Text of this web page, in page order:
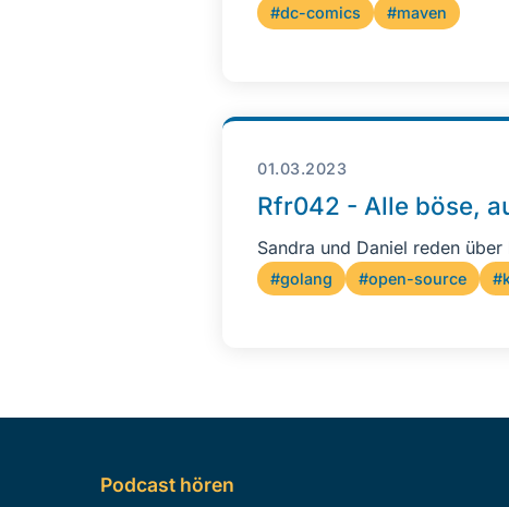
#dc-comics
#maven
01.03.2023
Rfr042 - Alle böse,
Sandra und Daniel reden
#golang #open-source
Podcast hören